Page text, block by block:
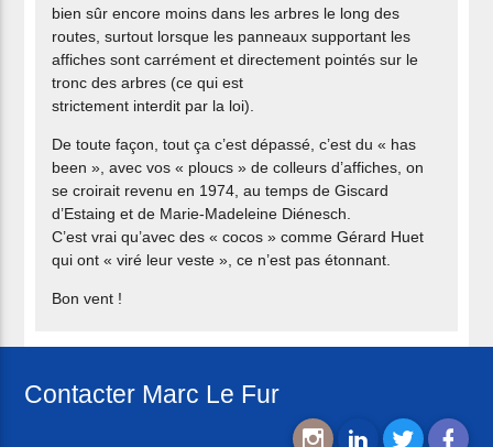
bien sûr encore moins dans les arbres le long des
routes, surtout lorsque les panneaux supportant les
affiches sont carrément et directement pointés sur le
tronc des arbres (ce qui est
strictement interdit par la loi).
De toute façon, tout ça c’est dépassé, c’est du « has
been », avec vos « ploucs » de colleurs d’affiches, on
se croirait revenu en 1974, au temps de Giscard
d’Estaing et de Marie-Madeleine Diénesch.
C’est vrai qu’avec des « cocos » comme Gérard Huet
qui ont « viré leur veste », ce n’est pas étonnant.
Bon vent !
Contacter Marc Le Fur